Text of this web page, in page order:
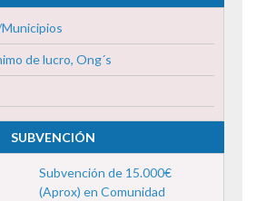
de lucro, Ong´s
SUBVENCIÓN
Subvención de 15.000€
(Aprox) en Comunidad